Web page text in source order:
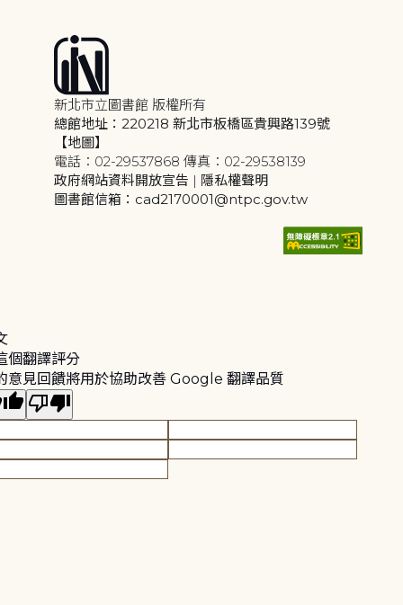
新北市立圖書館 版權所有
總館地址：220218 新北市板橋區貴興路139號
【地圖】
電話：02-29537868 傳真：02-29538139
政府網站資料開放宣告 | 隱私權聲明
圖書館信箱：cad2170001@ntpc.gov.tw
個翻譯評分
意見回饋將用於協助改善 Google 翻譯品質